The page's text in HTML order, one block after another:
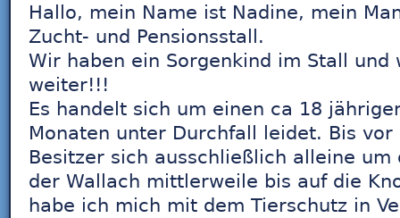
Hallo, mein Name ist Nadine, mein
Zucht- und Pensionsstall.
Wir haben ein Sorgenkind im Stall
weiter!!!
Es handelt sich um einen ca 18
Monaten unter Durchfall leidet. Bis
Besitzer sich ausschließlich alleine um
der Wallach mittlerweile bis auf die
habe ich mich mit dem Tierschutz in